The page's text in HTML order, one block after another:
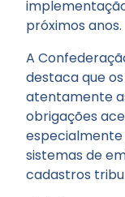
próximos anos.
A
destaca que
atentamente
obrigações
sistemas de
cadastros